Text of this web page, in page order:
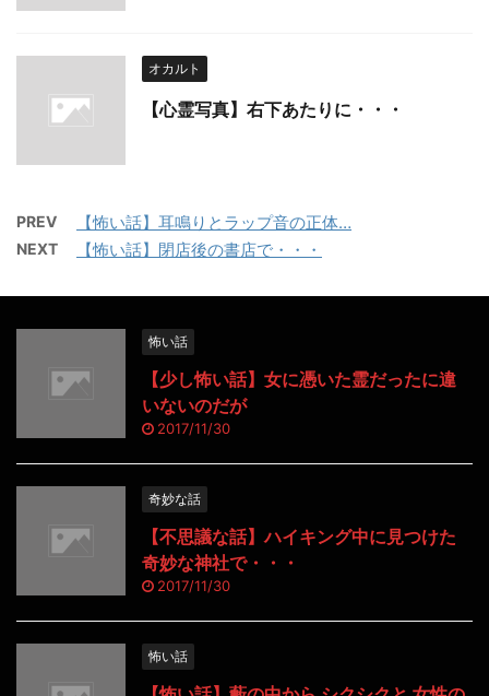
オカルト
【心霊写真】右下あたりに・・・
PREV 【怖い話】耳鳴りとラップ音の正体…
NEXT 【怖い話】閉店後の書店で・・・
怖い話
【少し怖い話】女に憑いた霊だったに違
いないのだが
2017/11/30
奇妙な話
【不思議な話】ハイキング中に見つけた
奇妙な神社で・・・
2017/11/30
怖い話